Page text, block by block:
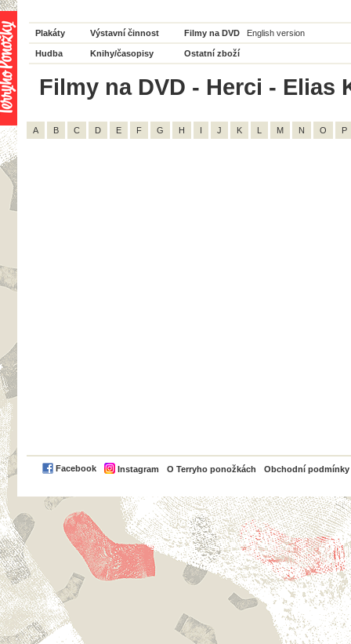
Plakáty Výstavní činnost Filmy na DVD English version
Hudba Knihy/časopisy Ostatní zboží
Filmy na DVD - Herci - Elias
A B C D E F G H I J K L M N O P
Facebook Instagram O Terryho ponožkách Obchodní podmínky
PayPal